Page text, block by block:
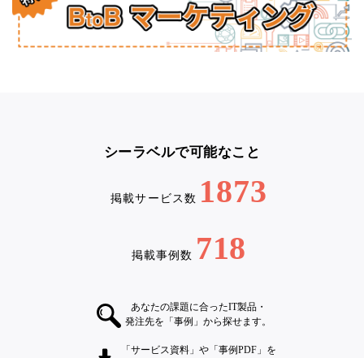
シーラベルで可能なこと
掲載サービス数 1873
掲載事例数 718
あなたの課題に合ったIT製品・
発注先を「事例」から探せます。
「サービス資料」や「事例PDF」を